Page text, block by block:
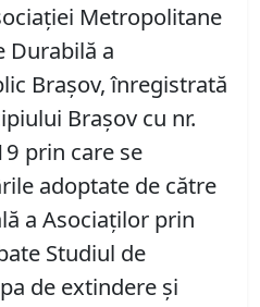
Metropolitane
Durabilă a
Braşov, înregistrată
Braşov cu nr.
prin care se
adoptate de către
a Asociaţilor prin
Studiul de
de extindere şi